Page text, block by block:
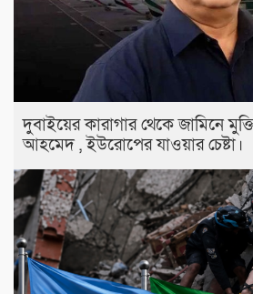
দুবাইয়ের কারাগার থেকে জামিনে
আহমেদ , ইউরোপের যাওয়ার চেষ্টা।